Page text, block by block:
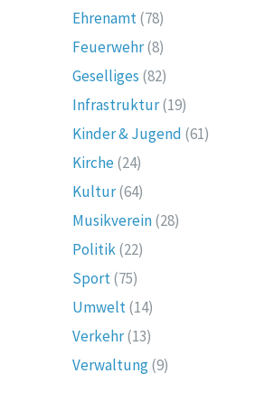
Ehrenamt(78)
Feuerwehr(8)
Geselliges (82)
Infrastruktur(19)
Kinder & Jugend (61)
Kirche(24)
Kultur(64)
Musikverein(28)
Politik(22)
Sport(75)
Umwelt(14)
Verkehr(13)
Verwaltung(9)